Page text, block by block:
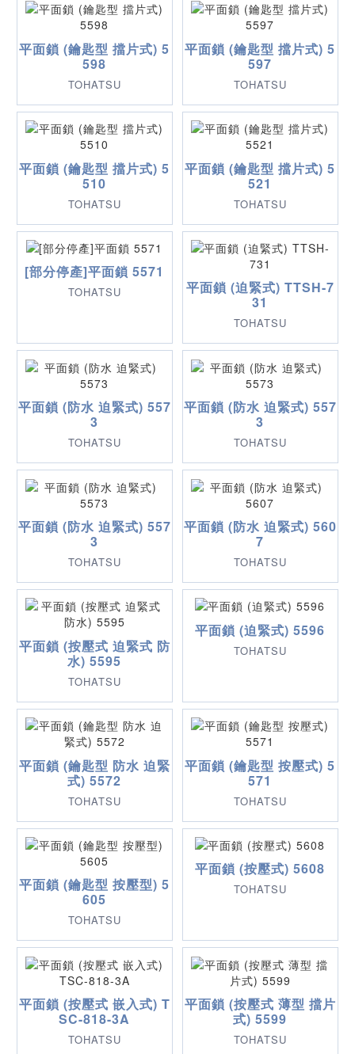
平面鎖 (鑰匙型 擋片式) 5
598
TOHATSU
平面鎖 (鑰匙型 擋片式) 5
597
TOHATSU
平面鎖 (鑰匙型 擋片式) 5
510
TOHATSU
平面鎖 (鑰匙型 擋片式) 5
521
TOHATSU
[部分停產]平面鎖 5571
TOHATSU
平面鎖 (迫緊式) TTSH-7
31
TOHATSU
平面鎖 (防水 迫緊式) 557
3
TOHATSU
平面鎖 (防水 迫緊式) 557
3
TOHATSU
平面鎖 (防水 迫緊式) 557
3
TOHATSU
平面鎖 (防水 迫緊式) 560
7
TOHATSU
平面鎖 (按壓式 迫緊式 防
水) 5595
TOHATSU
平面鎖 (迫緊式) 5596
TOHATSU
平面鎖 (鑰匙型 防水 迫緊
式) 5572
TOHATSU
平面鎖 (鑰匙型 按壓式) 5
571
TOHATSU
平面鎖 (鑰匙型 按壓型) 5
605
TOHATSU
平面鎖 (按壓式) 5608
TOHATSU
平面鎖 (按壓式 嵌入式) T
SC-818-3A
TOHATSU
平面鎖 (按壓式 薄型 擋片
式) 5599
TOHATSU